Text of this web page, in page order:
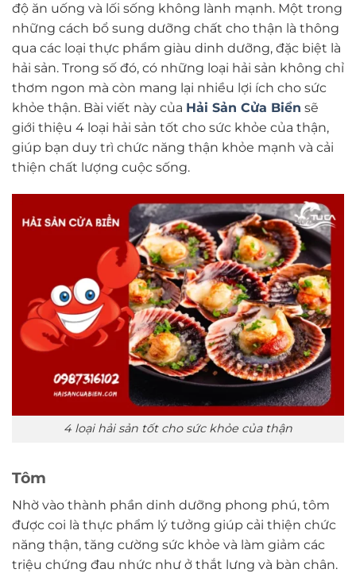
độ ăn uống và lối sống không lành mạnh. Một trong
những cách bổ sung dưỡng chất cho thận là thông
qua các loại thực phẩm giàu dinh dưỡng, đặc biệt là
hải sản. Trong số đó, có những loại hải sản không chỉ
thơm ngon mà còn mang lại nhiều lợi ích cho sức
khỏe thận. Bài viết này của Hải Sản Cửa Biển sẽ
giới thiệu 4 loại hải sản tốt cho sức khỏe của thận,
giúp bạn duy trì chức năng thận khỏe mạnh và cải
thiện chất lượng cuộc sống.
4 loại hải sản tốt cho sức khỏe của thận
Tôm
Nhờ vào thành phần dinh dưỡng phong phú, tôm
được coi là thực phẩm lý tưởng giúp cải thiện chức
năng thận, tăng cường sức khỏe và làm giảm các
triệu chứng đau nhức như ở thắt lưng và bàn chân.